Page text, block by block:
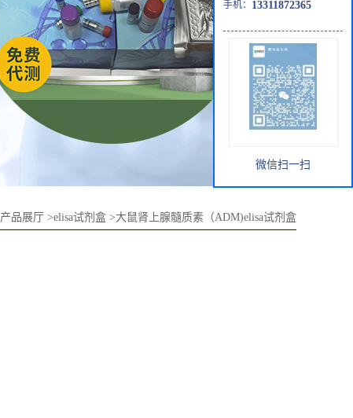
产品展厅 >elisa试剂盒 >大鼠肾上腺髓质素（ADM)elisa试剂盒
手机： 13311872365
微信扫一扫